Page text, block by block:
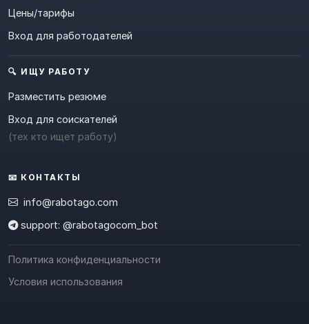
Цены/тарифы
Вход для работодателей
🔍 ИЩУ РАБОТУ
Разместить резюме
Вход для соискателей
(тех кто ищет работу)
📧 КОНТАКТЫ
info@rabotago.com
support: @rabotagocom_bot
Политика конфиденциальности
Условия использования